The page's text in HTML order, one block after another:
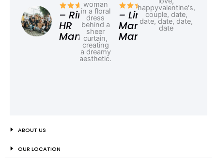
– Rina,
HR
Manager
– Linda,
Marketing
Manager
ABOUT US
OUR LOCATION